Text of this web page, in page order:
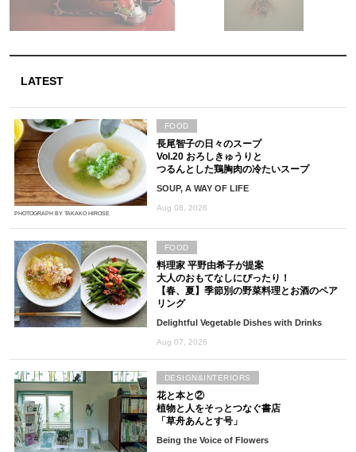
LATEST
PHOTOGRAPH BY TAKAKO HIROSE
長尾智子の日々のスープ
Vol.20 おろしきゅうりと
つるんとした鶏胸肉の冷たいスープ
SOUP, A WAY OF LIFE
Aug 08, 2026
FOOD
料理家 平野由希子が提案
大人のおもてなしにぴったり！
【春、夏】季節別の野菜料理とお酒のペア
リング
Delightful Vegetable Dishes with Drinks
Aug 07, 2026
FOOD
花と本と②
植物と人をそっとつなぐ書店
「草舟あんとす号」
Being the Voice of Flowers
DESIGN&INTERIORS